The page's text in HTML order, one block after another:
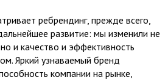
ребрендинг, прежде всего,
развитие: мы изменили не
и качество и эффективность
Яркий узнаваемый бренд
компании на рынке,